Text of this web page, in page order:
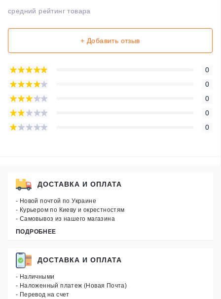
средний рейтинг товара
+ Добавить отзыв
0
0
0
0
0
ДОСТАВКА И ОПЛАТА
- Новой почтой по Украине
- Курьером по Киеву и окрестностям
- Самовывоз из нашего магазина
ПОДРОБНЕЕ
ДОСТАВКА И ОПЛАТА
- Наличными
- Наложенный платеж (Новая Почта)
- Перевод на счет